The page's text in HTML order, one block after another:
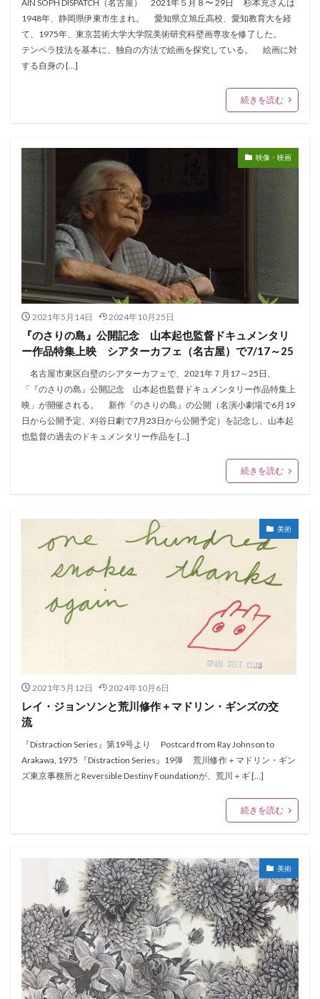
AIN SOPH DISPATCH（名古屋） 2021年５月８〜 29日 杉本充さんは
1948年、静岡県伊東市生まれ。 愛知県立旭丘高校、愛知教育大を経
て、1975年、東京芸術大学大学院美術研究科壁画専攻を修了した。
テンペラ技法を基本に、独自の方法で絵画を探究している。 絵画に対
する自身の […]
続きを読む
映像・映画
2021年5月14日 2024年10月25日
『のさりの島』公開記念 山本起也監督ドキュメンタリ
ー作品特集上映 シアターカフェ（名古屋）で7/17～25
名古屋市東区白壁のシアターカフェで、2021年７月17～25日、
「『のさりの島』公開記念 山本起也監督ドキュメンタリー作品特集上
映」が開催される。 新作『のさりの島』の公開（名演小劇場で6月19
日から公開予定、刈谷日劇で7月23日から公開予定）を記念し、山本起
也監督の過去のドキュメンタリー作品を […]
続きを読む
美術
2021年5月12日 2024年10月6日
レイ・ジョンソンと荒川修作＋マドリン・ギンズの交
流
『Distraction Series』第19号より Postcard from Ray Johnson to
Arakawa, 1975 『Distraction Series』19弾 荒川修作＋マドリン・ギン
ズ東京事務所とReversible Destiny Foundationが、荒川＋ギ […]
続きを読む
美術